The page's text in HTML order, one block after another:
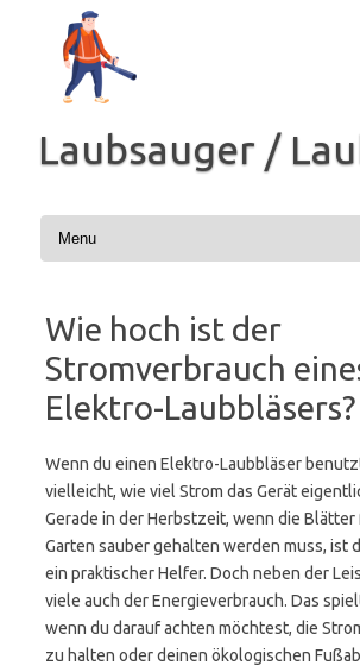
Inhalt
springen
Laubsauger /
Wie hoch ist der
Stromverbrauch
Elektro-Laubbläsers?
Wenn du einen Elektro-Laubbläser
vielleicht, wie viel Strom das Gerät
Gerade in der Herbstzeit, wenn die
Garten sauber gehalten werden muss, ist
ein praktischer Helfer. Doch neben der
viele auch der Energieverbrauch. Das
wenn du darauf achten möchtest, die
zu halten oder deinen ökologischen